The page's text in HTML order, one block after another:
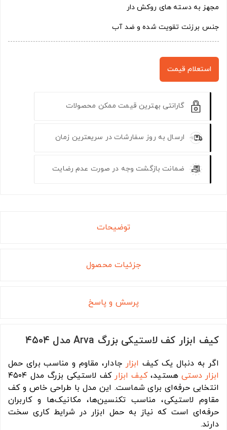
مجهز به دسته های روکش دار
جنس برزنت تقویت شده و ضد آب
استعلام قیمت
گارانتی بهترین قیمت ممکن محصولات
ارسال به روز سفارشات در سریعترین زمان
ضمانت بازگشت وجه در صورت عدم رضایت
توضیحات
جزئیات محصول
پرسش و پاسخ
کیف ابزار کف لاستیکی بزرگ Arva مدل ۴۵۰۴
اگر به دنبال یک کیف ابزار جادار، مقاوم و مناسب برای حمل
ابزار دستیهستید،کیف ابزار
کف لاستیکی بزرگ مدل ۴۵۰۴
انتخابی حرفه‌ای برای شماست. این مدل با طراحی خاص و کف
مقاوم لاستیکی، مناسب تکنسین‌ها، مکانیک‌ها و کاربران
حرفه‌ای است که نیاز به حمل ابزار در شرایط کاری سخت
دارند.